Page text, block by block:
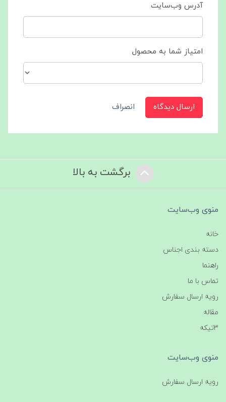
آدرس وب‌سایت
امتیاز شما به محصول
ارسال دیدگاه انصراف
برگشت به بالا
منوی وب‌سایت
خانه
دسته بندی اجناس
راهنما
تماس با ما
رویه ارسال سفارش
مقاله
3تیکه
منوی وب‌سایت
رویه ارسال سفارش